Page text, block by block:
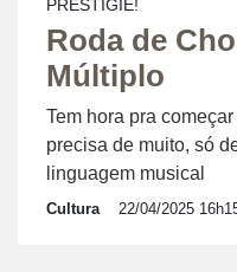
PRESTIGIE!
Roda de
Múltiplo
Tem hora pra
precisa de muito, só
linguagem musical
Cultura 22/04/2025